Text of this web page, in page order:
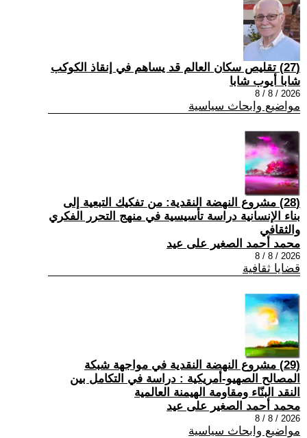
(27) تقليص سكان العالم قد يساهم في إنقاذ الكوكب
شابا أيوب شابا
2026 / 8 / 8
مواضيع وابحاث سياسية
(28) مشروع النهضة النقدية: من تفكيك التبعية إلى
بناء الإنسانية دراسة تأسيسية في منهج التحرر الفكري
والثقافي
محمد أحمد الصغير على عيد
2026 / 8 / 8
قضايا ثقافية
(29) مشروع النهضة النقدية في مواجهة شبكة
المصالح الصهيو-أمريكية : دراسة في التكامل بين
النقد البنّاء ومقاومة الهيمنة العالمية
محمد أحمد الصغير على عيد
2026 / 8 / 8
مواضيع وابحاث سياسية